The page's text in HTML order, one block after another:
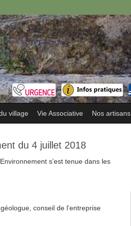
village Vie Associative Nos artisans
du 4 juillet 2018
s’est tenue dans les
conseil de l’entreprise